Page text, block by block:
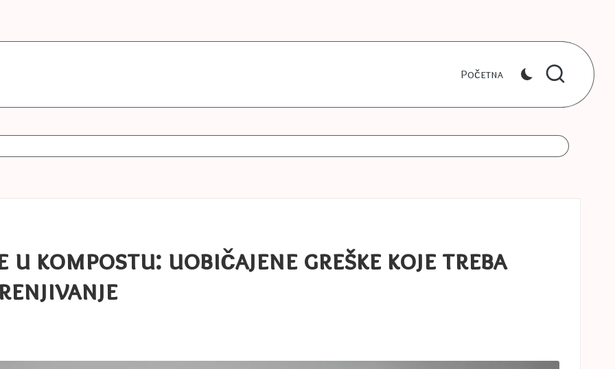
Početna
u kompostu: uobičajene greške koje treba